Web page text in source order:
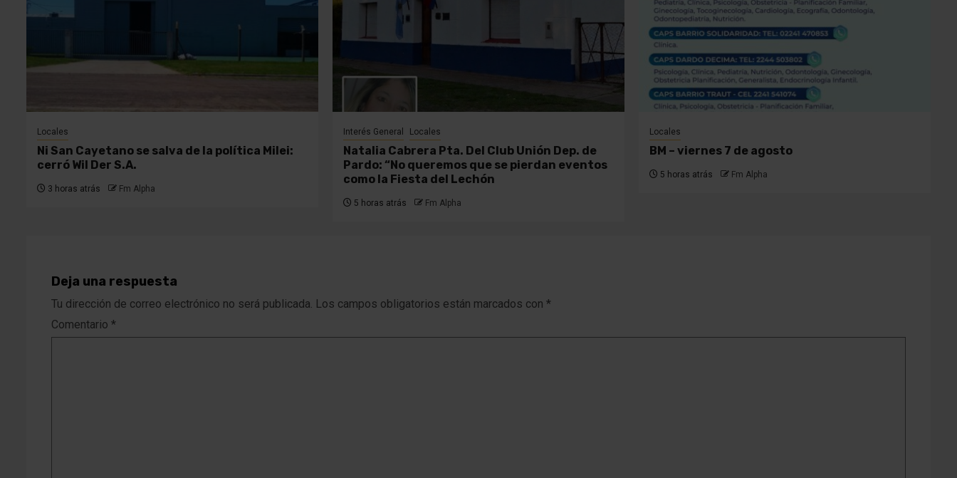
Locales
Ni San Cayetano se salva de la política Milei:
cerró Wil Der S.A.
3 horas atrás Fm Alpha
Interés General Locales
Natalia Cabrera Pta. Del Club Unión Dep. de
Pardo: “No queremos que se pierdan eventos
como la Fiesta del Lechón
5 horas atrás Fm Alpha
Locales
BM – viernes 7 de agosto
5 horas atrás Fm Alpha
Deja una respuesta
Tu dirección de correo electrónico no será publicada. Los campos obligatorios están marcados con *
Comentario *